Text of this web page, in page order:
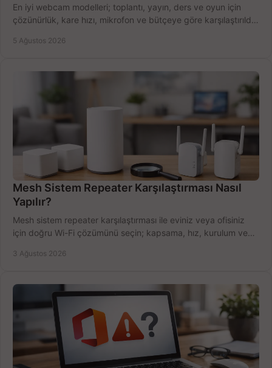
En iyi webcam modelleri; toplantı, yayın, ders ve oyun için
çözünürlük, kare hızı, mikrofon ve bütçeye göre karşılaştırıldı.
5 Ağustos 2026
Mesh Sistem Repeater Karşılaştırması Nasıl
Yapılır?
Mesh sistem repeater karşılaştırması ile eviniz veya ofisiniz
için doğru Wi-Fi çözümünü seçin; kapsama, hız, kurulum ve
3 Ağustos 2026